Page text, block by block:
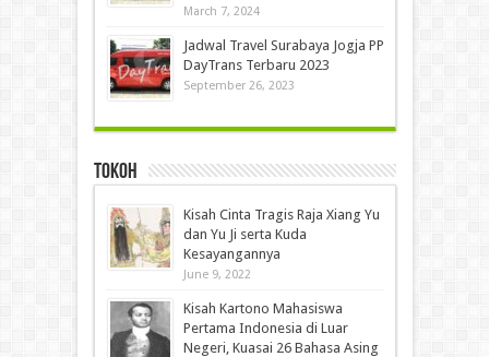
March 7, 2024
Jadwal Travel Surabaya Jogja PP
DayTrans Terbaru 2023
September 26, 2023
Tokoh
Kisah Cinta Tragis Raja Xiang Yu
dan Yu Ji serta Kuda
Kesayangannya
June 9, 2022
Kisah Kartono Mahasiswa
Pertama Indonesia di Luar
Negeri, Kuasai 26 Bahasa Asing